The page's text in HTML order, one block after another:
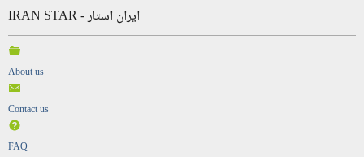
IRAN STAR - ایران استار
About us
Contact us
FAQ